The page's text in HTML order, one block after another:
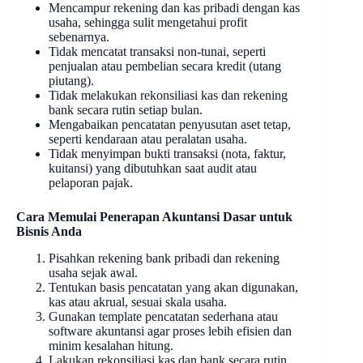
Mencampur rekening dan kas pribadi dengan kas
usaha, sehingga sulit mengetahui profit
sebenarnya.
Tidak mencatat transaksi non-tunai, seperti
penjualan atau pembelian secara kredit (utang
piutang).
Tidak melakukan rekonsiliasi kas dan rekening
bank secara rutin setiap bulan.
Mengabaikan pencatatan penyusutan aset tetap,
seperti kendaraan atau peralatan usaha.
Tidak menyimpan bukti transaksi (nota, faktur,
kuitansi) yang dibutuhkan saat audit atau
pelaporan pajak.
Cara Memulai Penerapan Akuntansi Dasar untuk
Bisnis Anda
Pisahkan rekening bank pribadi dan rekening
usaha sejak awal.
Tentukan basis pencatatan yang akan digunakan,
kas atau akrual, sesuai skala usaha.
Gunakan template pencatatan sederhana atau
software akuntansi agar proses lebih efisien dan
minim kesalahan hitung.
Lakukan rekonsiliasi kas dan bank secara rutin,